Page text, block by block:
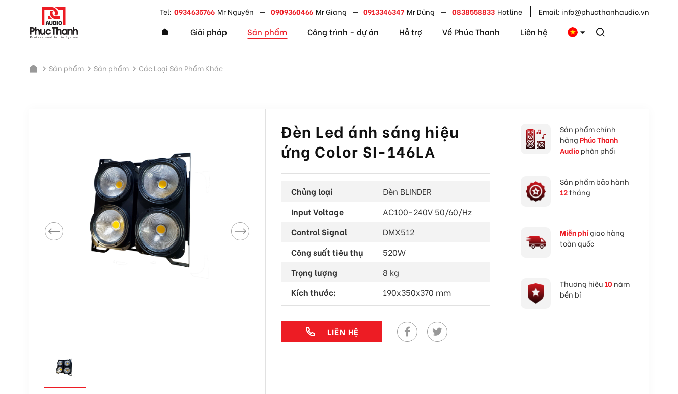
google-site-verification=yz2nPeAgpmlr59pferIuX8UyGk4jogeTFsPvrVpGyHo
Tel: 0934635766 Mr Nguyên 0909360466 Mr Giang 0913346347 Mr Dũng 0838558833 Hotline Email: info@phucthanhaudio.vn
Giải pháp Sản phẩm Công trình - dự án Hỗ trợ Về Phúc Thanh Liên hệ
Sản phẩm Sản phẩm Các Loại Sản Phẩm Khác
Đèn Led ánh sáng hiệu
ứng Color SI-146LA
Chủng loại
Đèn BLINDER
Input Voltage
AC100-240V 50/60/Hz
Control Signal
DMX512
Công suất tiêu thụ
520W
Trọng lượng
8 kg
Kích thước:
190x350x370 mm
LIÊN HỆ
Sản phẩm chính
hãngPhúc Thanh
Audiophân phối
Sản phẩm bảo hành
12tháng
Miễn phígiao hàng
toàn quốc
Thương hiệu10 năm
bền bỉ